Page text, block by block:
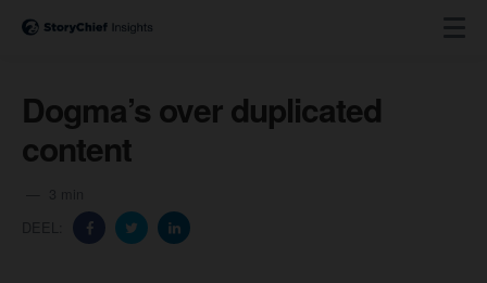
Dogma’s over duplicated
content